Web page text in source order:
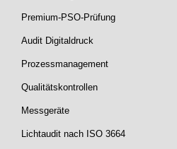
Premium-PSO-Prüfung
Audit Digitaldruck
Prozessmanagement
Qualitätskontrollen
Messgeräte
Lichtaudit nach ISO 3664